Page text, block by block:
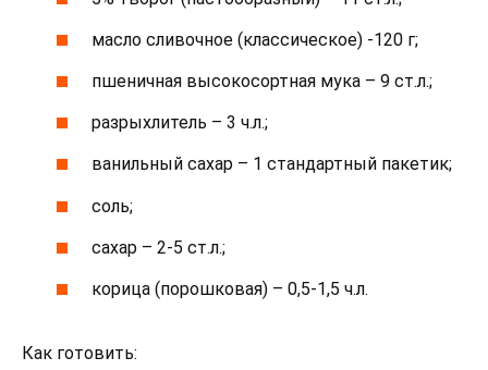
масло сливочное (классическое) -120 г;
пшеничная высокосортная мука – 9 ст.л.;
разрыхлитель – 3 ч.л.;
ванильный сахар – 1 стандартный пакетик;
соль;
сахар – 2-5 ст.л.;
корица (порошковая) – 0,5-1,5 ч.л.
Как готовить: